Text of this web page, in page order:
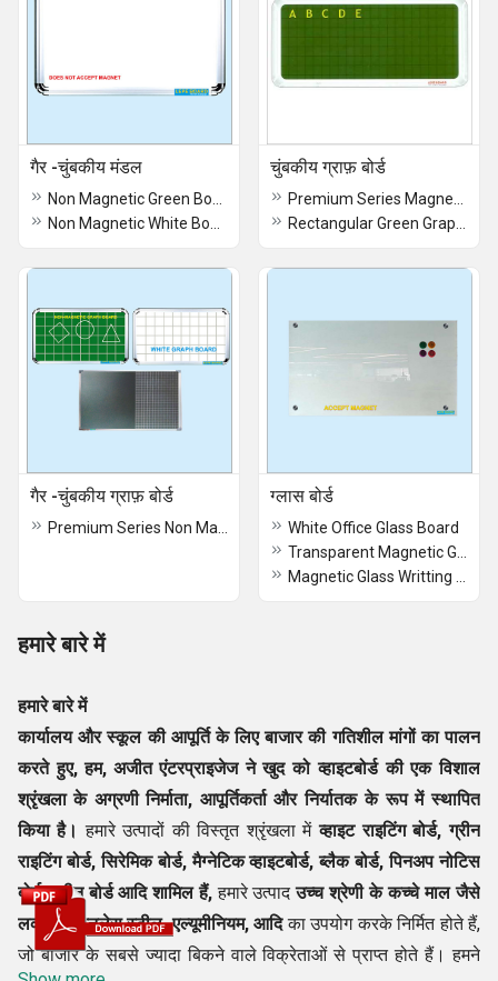
गैर -चुंबकीय मंडल चुंबकीय ग्राफ़ बोर्ड
गैर -चुंबकीय ग्राफ़ बोर्ड ग्लास बोर्ड
White Office Glass Board
हमारे बारे में
हमारे बारे में
कार्यालय और स्कूल की आपूर्ति के लिए बाजार की गतिशील मांगों का पालन
करते हुए, हम, अजीत एंटरप्राइजेजने खुद को व्हाइटबोर्ड की एक विशाल
श्रृंखला के अग्रणीनिर्माता, आपूर्तिकर्ता और निर्यातकके रूप में स्थापित
किया है। हमारे उत्पादों की विस्तृत श्रृंखला मेंव्हाइट राइटिंग बोर्ड, ग्रीन
राइटिंग बोर्ड, सिरेमिक बोर्ड, मैग्नेटिक व्हाइटबोर्ड, ब्लैक बोर्ड, पिनअप नोटिस
बोर्ड, ग्रीन बोर्ड आदि शामिल हैं, हमारे उत्पादउच्च श्रेणी के कच्चे माल जैसे
लकड़ी, स्टेनलेस स्टील, एल्यूमीनियम, आदिका उपयोग करके निर्मित होते हैं,
जो बाजार के सबसे ज्यादा बिकने वाले विक्रेताओं से प्राप्त होते हैं। हमने